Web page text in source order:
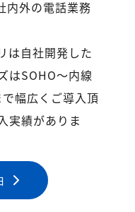
内外の電話業務
は自社開発した
はSOHO～内線
幅広くご導入頂
実績がありま